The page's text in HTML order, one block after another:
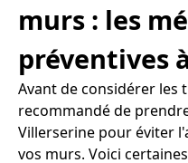
murs : les
préventives
Avant de considérer les
recommandé de
Villerserine pour éviter
vos murs. Voici